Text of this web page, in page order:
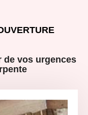
de vos urgences